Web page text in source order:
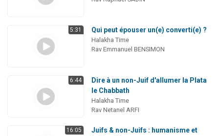
5:31 Qui peut épouser un(e) converti(e) ?
Halakha Time
Rav Emmanuel BENSIMON
6:44
Dire à un non-Juif d'allumer la Plata
le Chabbath
Halakha Time
Rav Netanel ARFI
16:05
Juifs & non-Juifs : humanisme et